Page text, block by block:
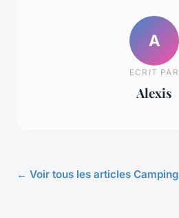
A
ECRIT PAR
Alexis
← Voir tous les articles Camping